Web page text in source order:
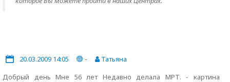
20.03.2009 14:05 -
Татьяна
Добрый день Мне 56 лет Недавно делала МРТ. - картина